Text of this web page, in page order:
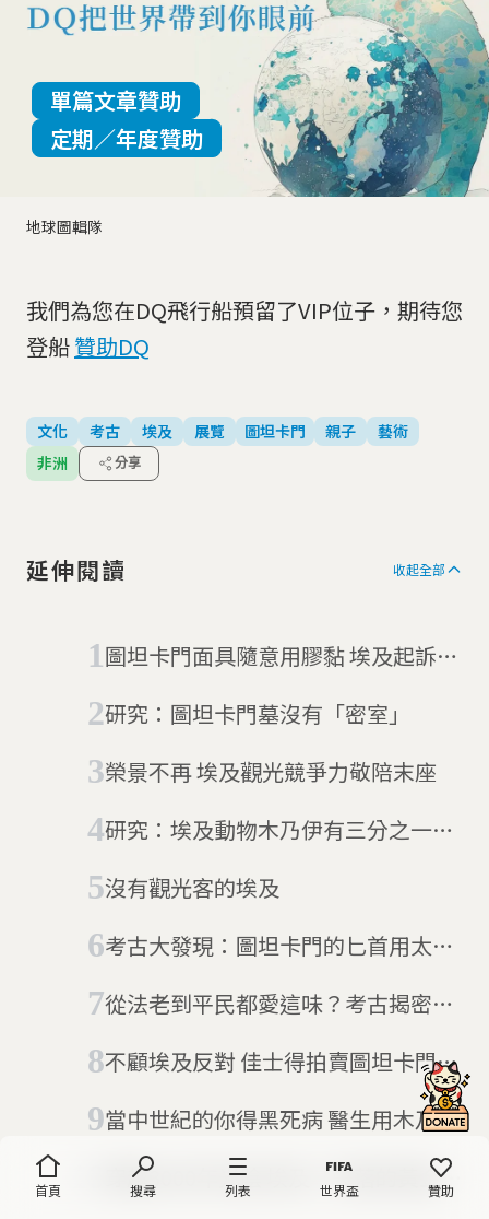
首頁 搜尋 列表 世界盃 贊助
地球圖輯隊
單篇文章贊助
定期／年度贊助
我們為您在DQ飛行船預留了VIP位子，期待您
登船贊助DQ
文化 考古 埃及 展覽 圖坦卡門 親子
藝術
非洲
分享
延伸閱讀 收起全部
圖坦卡門面具隨意用膠黏 埃及起訴8
研究：圖坦卡門墓沒有「密室」
榮景不再 埃及觀光競爭力敬陪末座
研究：埃及動物木乃伊有三分之一是
沒有觀光客的埃及
考古大發現：圖坦卡門的匕首用太空
從法老到平民都愛這味？考古揭密：
不顧埃及反對 佳士得拍賣圖坦卡門頭
當中世紀的你得黑死病 醫生用木乃伊
開處方藥
穿越3000年光陰 埃及「失落的黃金古